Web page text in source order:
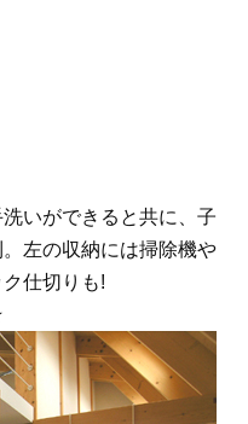
いができると共に、子
左の収納には掃除機や
仕切りも!